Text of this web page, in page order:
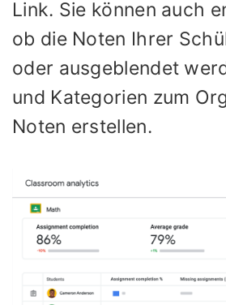
Link. Sie können auch
ob die Noten Ihrer
oder ausgeblendet
und Kategorien zum
Noten erstellen.